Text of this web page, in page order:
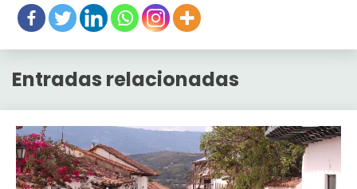
Entradas relacionadas